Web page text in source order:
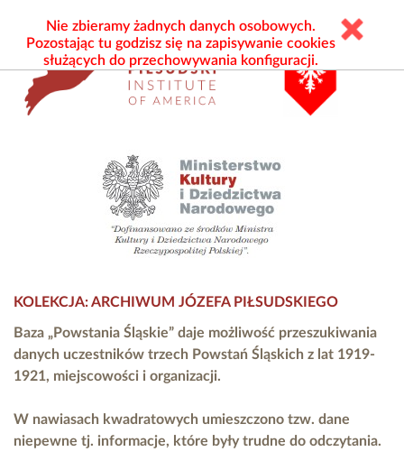
KOLEKCJA: ARCHIWUM JÓZEFA PIŁSUDSKIEGO
Baza „Powstania Śląskie” daje możliwość przeszukiwania
danych uczestników trzech Powstań Śląskich z lat 1919-
1921, miejscowości i organizacji.
W nawiasach kwadratowych umieszczono tzw. dane
niepewne tj. informacje, które były trudne do odczytania.
Nie zbieramy żadnych danych osobowych.
Pozostając tu godzisz się na zapisywanie cookies
służących do przechowywania konfiguracji.